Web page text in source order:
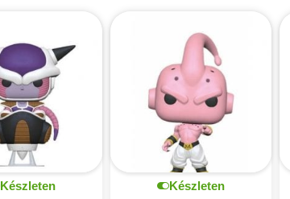
Készleten Készleten